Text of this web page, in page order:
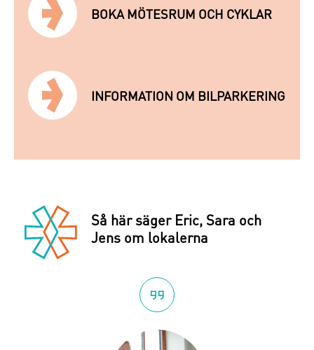
BOKA MÖTESRUM OCH CYKLAR
INFORMATION OM BILPARKERING
Så här säger Eric, Sara och
Jens om lokalerna
Logga in
Jag har glömt mitt lösenord
Skapa nytt lösenord